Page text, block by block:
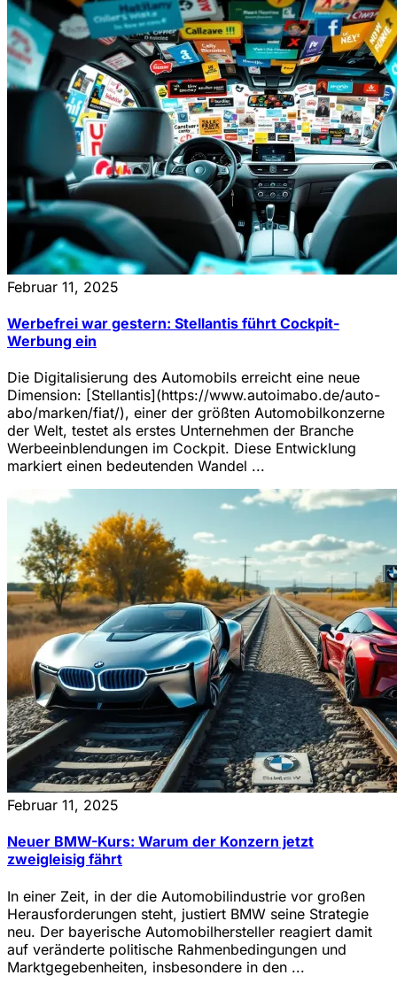
Februar 11, 2025
Werbefrei war gestern: Stellantis führt Cockpit-
Werbung ein
Die Digitalisierung des Automobils erreicht eine neue
Dimension: [Stellantis](https://www.autoimabo.de/auto-
abo/marken/fiat/), einer der größten Automobilkonzerne
der Welt, testet als erstes Unternehmen der Branche
Werbeeinblendungen im Cockpit. Diese Entwicklung
markiert einen bedeutenden Wandel ...
Februar 11, 2025
Neuer BMW-Kurs: Warum der Konzern jetzt
zweigleisig fährt
In einer Zeit, in der die Automobilindustrie vor großen
Herausforderungen steht, justiert BMW seine Strategie
neu. Der bayerische Automobilhersteller reagiert damit
auf veränderte politische Rahmenbedingungen und
Marktgegebenheiten, insbesondere in den ...